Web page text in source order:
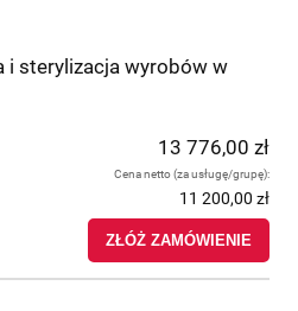
i sterylizacja wyrobów w
13 776,00 zł
Cena netto (za usługę/grupę):
11 200,00 zł
ZŁÓŻ ZAMÓWIENIE